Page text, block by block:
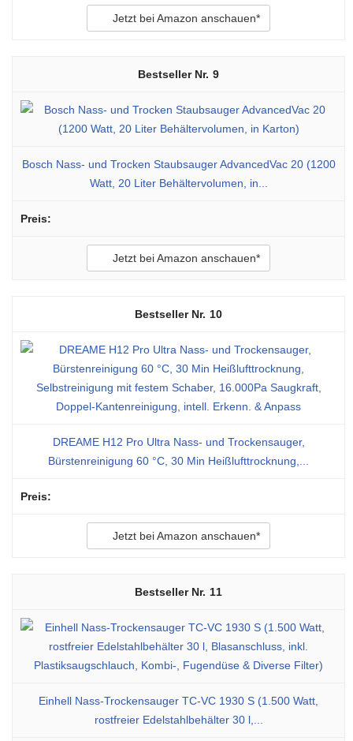
Jetzt bei Amazon anschauen*
9
Bosch Nass- und Trocken Staubsauger AdvancedVac 20 (1200
Watt, 20 Liter Behältervolumen, in...
Jetzt bei Amazon anschauen*
10
DREAME H12 Pro Ultra Nass- und Trockensauger,
Bürstenreinigung 60 °C, 30 Min Heißlufttrocknung,...
Jetzt bei Amazon anschauen*
11
Einhell Nass-Trockensauger TC-VC 1930 S (1.500 Watt,
rostfreier Edelstahlbehälter 30 l,...